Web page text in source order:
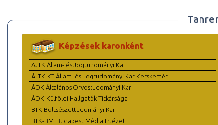
Képzések karonként
ÁJTK Állam- és Jogtudományi Kar
ÁJTK-KT Állam- és Jogtudományi Kar Kecskemét
ÁOK Általános Orvostudományi Kar
ÁOK-Külföldi Hallgatók Titkársága
BTK Bölcsészettudományi Kar
BTK-BMI Budapest Média Intézet